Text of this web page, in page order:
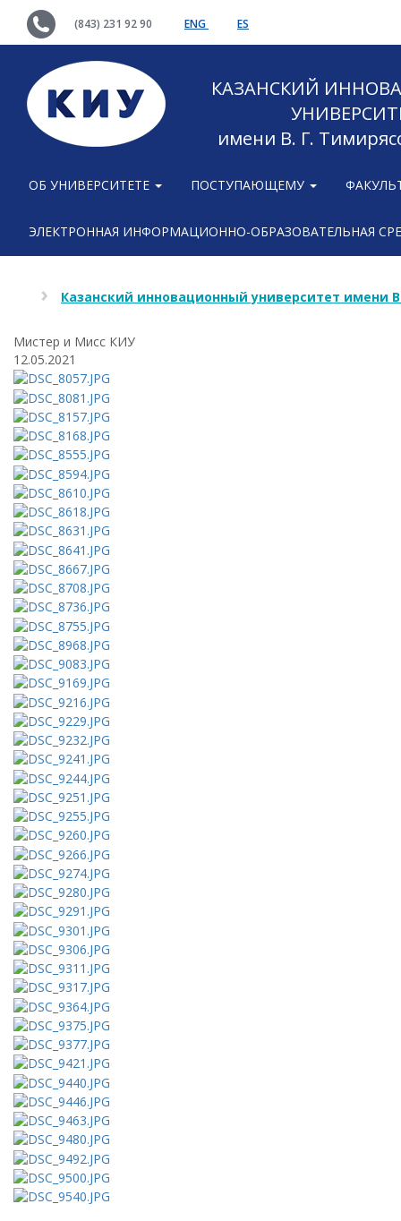
(843) 231 92 90 ENG ES
КАЗАНСКИЙ
имени В. Г.
ОБ УНИВЕРСИТЕТЕ ПОСТУПАЮЩЕМУ
ЭЛЕКТРОННАЯ ИНФОРМАЦИОННО-ОБРАЗОВАТЕЛЬНАЯ
Казанский инновационный университет имени
Мистер и Мисс КИУ
12.05.2021